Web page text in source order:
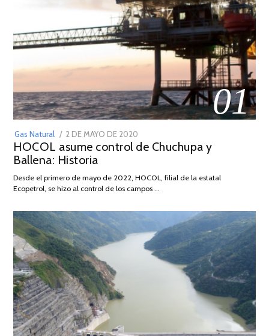
01
Gas Natural
POSTED
ON
2 DE MAYO DE 2020
DE
2026
HOCOL asume control de Chuchupa y
Ballena: Historia
Desde el primero de mayo de 2022, HOCOL, filial de la estatal
Ecopetrol, se hizo al control de los campos …